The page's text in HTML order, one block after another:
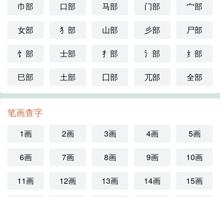
巾部 口部 马部 门部 宀部
女部 犭部 山部 彡部 尸部
饣部 士部 扌部 氵部 纟部
巳部 土部 囗部 兀部 全部
笔画查字
1画 2画 3画 4画 5画
6画 7画 8画 9画 10画
11画 12画 13画 14画 15画